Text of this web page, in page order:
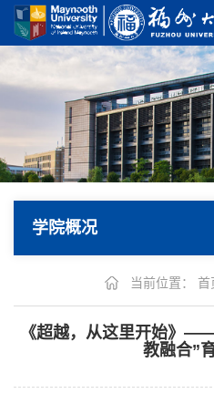
学院概况
当前位置： 首
《超越，从这里开始》
教融合”